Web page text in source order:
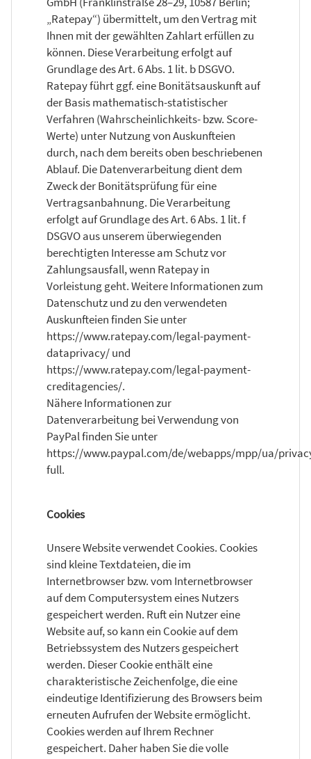
„Ratepay“) übermittelt, um den Vertrag mit
Ihnen mit der gewählten Zahlart erfüllen zu
können. Diese Verarbeitung erfolgt auf
Grundlage des Art. 6 Abs. 1 lit. b DSGVO.
Ratepay führt ggf. eine Bonitätsauskunft auf
der Basis mathematisch-statistischer
Verfahren (Wahrscheinlichkeits- bzw. Score-
Werte) unter Nutzung von Auskunfteien
durch, nach dem bereits oben beschriebenen
Ablauf. Die Datenverarbeitung dient dem
Zweck der Bonitätsprüfung für eine
Vertragsanbahnung. Die Verarbeitung
erfolgt auf Grundlage des Art. 6 Abs. 1 lit. f
DSGVO aus unserem überwiegenden
berechtigten Interesse am Schutz vor
Zahlungsausfall, wenn Ratepay in
Vorleistung geht. Weitere Informationen zum
Datenschutz und zu den verwendeten
Auskunfteien finden Sie unter
https://www.ratepay.com/legal-payment-
dataprivacy/ und
https://www.ratepay.com/legal-payment-
creditagencies/.
Nähere Informationen zur
Datenverarbeitung bei Verwendung von
PayPal finden Sie unter
https://www.paypal.com/de/webapps/mpp/ua/
full.
Cookies
Unsere Website verwendet Cookies. Cookies
sind kleine Textdateien, die im
Internetbrowser bzw. vom Internetbrowser
auf dem Computersystem eines Nutzers
gespeichert werden. Ruft ein Nutzer eine
Website auf, so kann ein Cookie auf dem
Betriebssystem des Nutzers gespeichert
werden. Dieser Cookie enthält eine
charakteristische Zeichenfolge, die eine
eindeutige Identifizierung des Browsers beim
erneuten Aufrufen der Website ermöglicht.
Cookies werden auf Ihrem Rechner
gespeichert. Daher haben Sie die volle